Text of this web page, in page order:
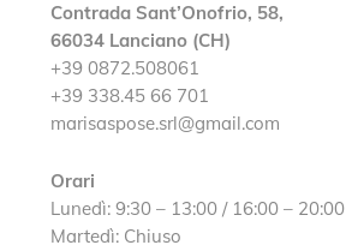
Contrada Sant’Onofrio, 58,
66034 Lanciano (CH)
+39 0872.508061
+39 338.45 66 701
marisaspose.srl@gmail.com
Orari
Lunedì: 9:30 – 13:00 / 16:00 – 20:00
Martedì: Chiuso